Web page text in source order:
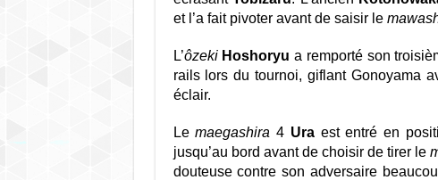
et l’a fait pivoter avant de saisir le
L’ôzeki Hoshoryu a remporté son
rails lors du tournoi, giflant Gonoyama
éclair.
Lemaegashira 4 Uraest entré en
jusqu’au bord avant de choisir de tirer le
douteuse contre son adversaire